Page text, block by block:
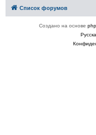
Список форумов
Создано на основе